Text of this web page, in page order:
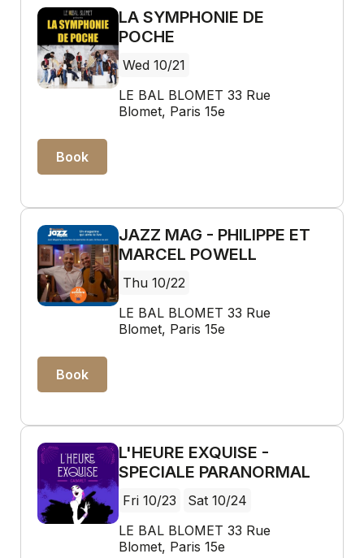
LA SYMPHONIE DE
POCHE
Wed 10/21
LE BAL BLOMET 33 Rue
Blomet, Paris 15e
Book
JAZZ MAG - PHILIPPE ET
MARCEL POWELL
Thu 10/22
LE BAL BLOMET 33 Rue
Blomet, Paris 15e
Book
L'HEURE EXQUISE -
SPECIALE PARANORMAL
Fri 10/23
Sat 10/24
LE BAL BLOMET 33 Rue
Blomet, Paris 15e